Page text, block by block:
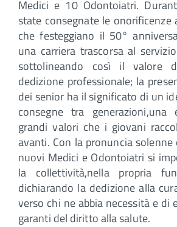
Medici e 10 Odontoiatri.
state consegnate le onorificenze
che festeggiano il 50°
una carriera trascorsa al
sottolineando così il valore
dedizione professionale; la
dei senior ha il significato di un
consegne tra
grandi valori che i giovani
avanti. Con la pronuncia
nuovi Medici e Odontoiatri si
la collettività,nella propria
dichiarando la dedizione alla
verso chi ne abbia necessità e di
garanti del diritto alla salute.